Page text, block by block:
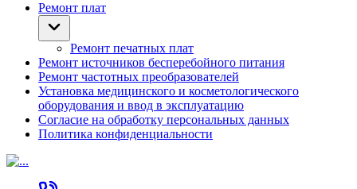
Ремонт плат
Ремонт печатных плат
Ремонт источников бесперебойного питания
Ремонт частотных преобразователей
Установка медицинского и косметологического
оборудования и ввод в эксплуатацию
Согласие на обработку персональных данных
Политика конфиденциальности